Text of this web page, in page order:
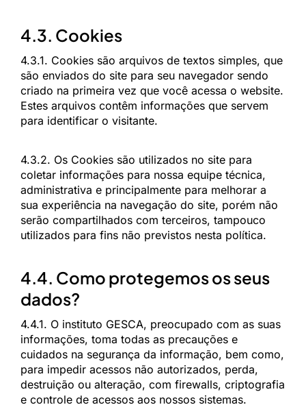
4.3. Cookies
4.3.1. Cookies são arquivos de textos simples, que
são enviados do site para seu navegador sendo
criado na primeira vez que você acessa o website.
Estes arquivos contêm informações que servem
para identificar o visitante.
4.3.2. Os Cookies são utilizados no site para
coletar informações para nossa equipe técnica,
administrativa e principalmente para melhorar a
sua experiência na navegação do site, porém não
serão compartilhados com terceiros, tampouco
utilizados para fins não previstos nesta política.
4.4. Como protegemos os seus
dados?
4.4.1. O instituto GESCA, preocupado com as suas
informações, toma todas as precauções e
cuidados na segurança da informação, bem como,
para impedir acessos não autorizados, perda,
destruição ou alteração, com firewalls, criptografia
e controle de acessos aos nossos sistemas.